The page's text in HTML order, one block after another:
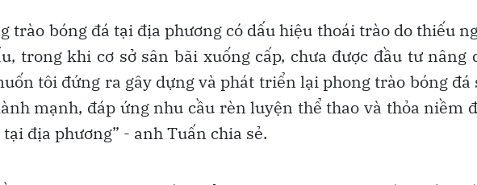
trào bóng đá tại địa phương có dấu hiệu thoái trào do thiếu
trong khi cơ sở sân bãi xuống cấp, chưa được đầu tư nâng
tôi đứng ra gây dựng và phát triển lại phong trào bóng đá
mạnh, đáp ứng nhu cầu rèn luyện thể thao và thỏa niềm
địa phương” - anh Tuấn chia sẻ.